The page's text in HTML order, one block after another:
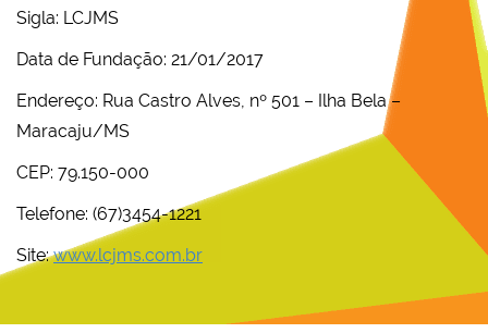
Sigla: LCJMS
Data de Fundação: 21/01/2017
Endereço: Rua Castro Alves, nº 501 – Ilha Bela –
Maracaju/MS
CEP: 79.150-000
Telefone: (67)3454-1221
Site:www.lcjms.com.br